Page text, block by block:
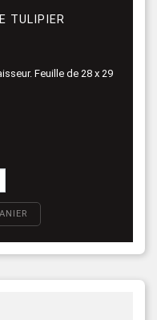
TULIPIER
Feuille de 28 x 29